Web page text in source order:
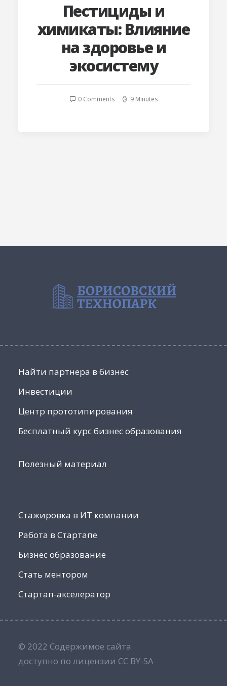
Пестициды и
химикаты: Влияние
на здоровье и
экосистему
0 Comments 9 Minutes
Найти партнера в бизнес
Инвестиции
Центр прототипирования
Бесплатный курс бизнес образования
Полезный материал
Стажировка в ИТ компании
Работа в Стартапе
Бизнес образование
Стать ментором
Стартап-акселератор
© 2022 Содержимое сайта
доступно по лицензии CC BY-SA